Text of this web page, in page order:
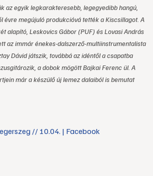
az egyik legkarakteresebb, legegyedibb hangú,
évre megújuló produkcióvá tették a Kiscsillagot. A
alapító, Leskovics Gábor (PUF) és Lovasi András
az immár énekes-dalszerző-multiinstrumentalista
Dávid játszik, továbbá az idéntől a csapatba
a dobok mögött Bajkai Ferenc ül. A
már a készülő új lemez dalaiból is bemutat
// 10.04. | Facebook